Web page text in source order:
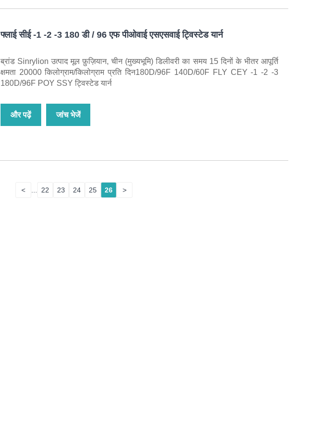
फ्लाई सीई -1 -2 -3 180 डी / 96 एफ पीओवाई एसएसवाई ट्विस्टेड यार्न
ब्रांड Sinrylion उत्पाद मूल फ़ुज़ियान, चीन (मुख्यभूमि) डिलीवरी का समय 15 दिनों के भीतर आपूर्ति
क्षमता 20000 किलोग्राम/किलोग्राम प्रति दिन180D/96F 140D/60F FLY CEY -1 -2 -3
180D/96F POY SSY ट्विस्टेड यार्न
और पढ़ें जांच भेजें
< 22 23 24 25 26 >